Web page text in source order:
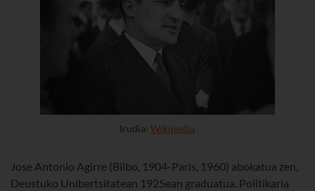
Irudia:Wikipedia
Jose Antonio Agirre (Bilbo, 1904-Paris, 1960) abokatua zen,
Deustuko Unibertsitatean 1925ean graduatua. Politikaria